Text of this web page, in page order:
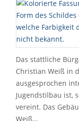
Das stattliche
Christian Weiß in
ausgesprochen
Jugendstilbau ist,
vereint. Das
Weiß…